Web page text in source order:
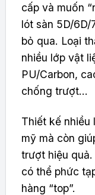
cấp và muốn
lót sàn 5D/
bỏ qua. Loại
nhiều lớp vật
PU/Carbon,
chống trượt…
Thiết kế nhiều
mỹ mà còn
trượt hiệu
có thể phức
hàng “top”.